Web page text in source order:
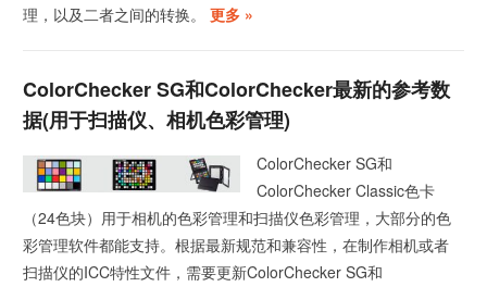
理，以及二者之间的转换。
更多 »
ColorChecker SG和ColorChecker最新的参考数
据(用于扫描仪、相机色彩管理)
ColorChecker SG和
ColorChecker Classic色卡
（24色块）用于相机的色彩管理和扫描仪色彩管理，大部分的色
彩管理软件都能支持。根据最新规范和兼容性，在制作相机或者
扫描仪的ICC特性文件，需要更新ColorChecker SG和